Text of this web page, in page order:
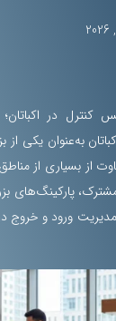
در اکباتان؛
به‌عنوان یکی
از بسیاری از
پارکینگ‌های
ورود و خروج